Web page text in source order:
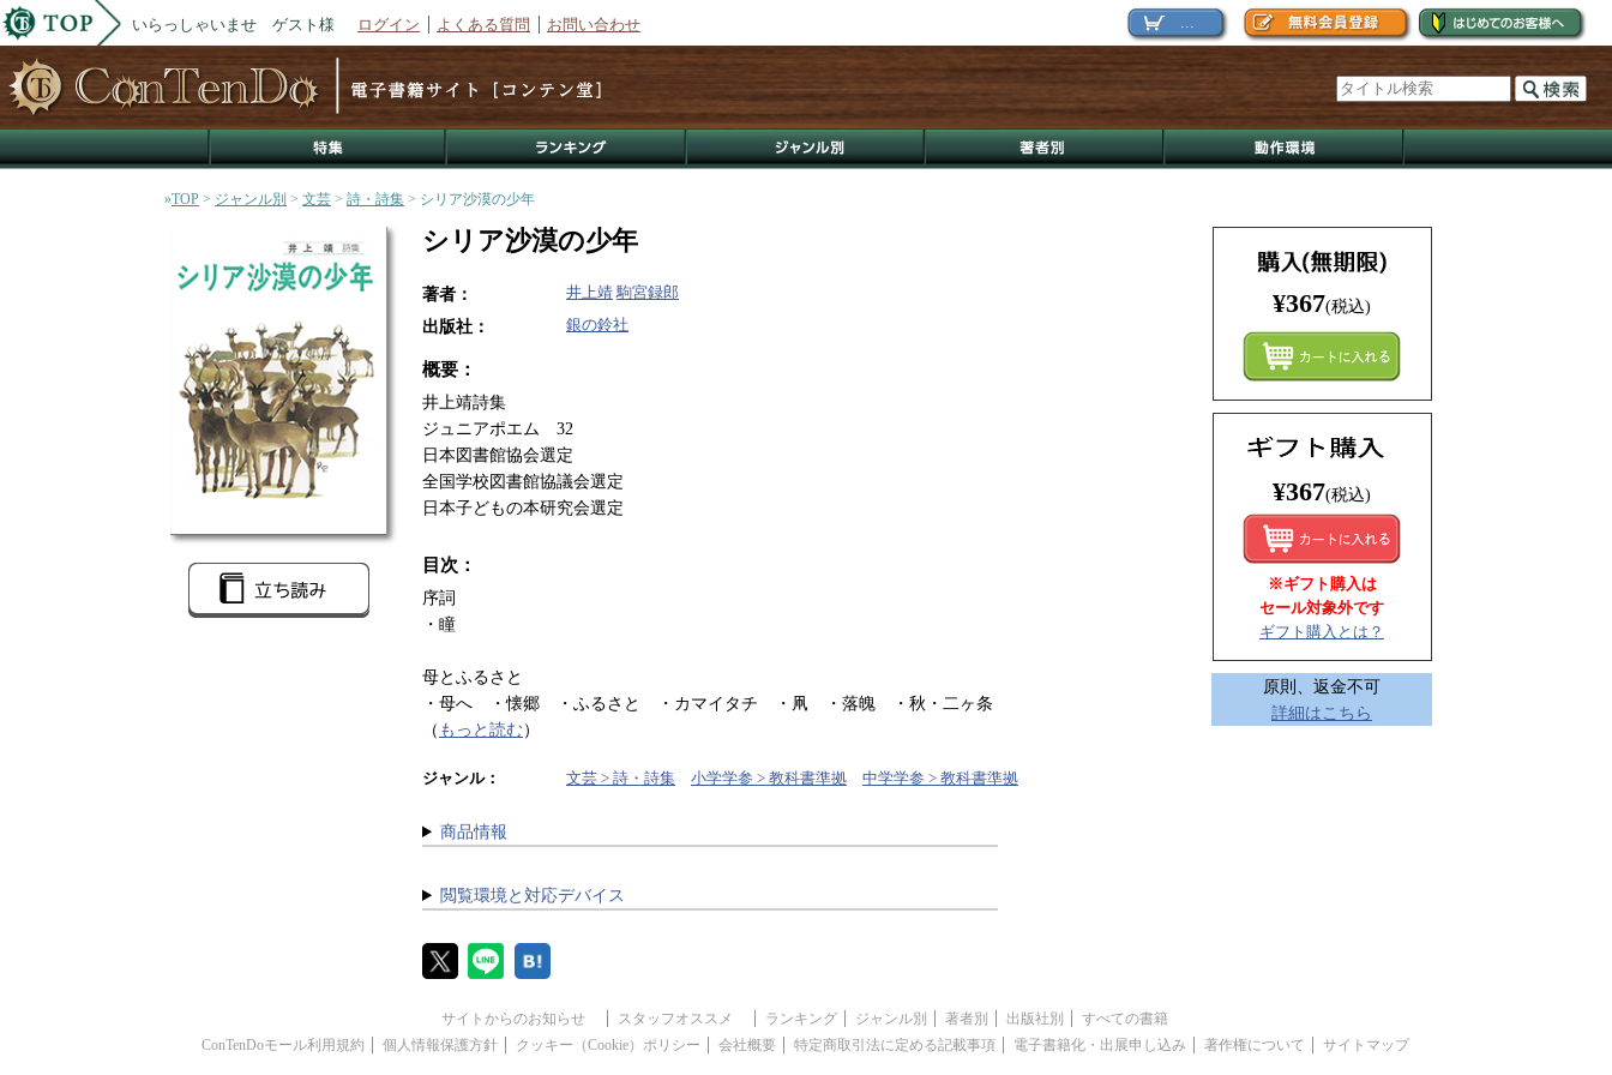
いらっしゃいませ ゲスト様 ログイン よくある質問 お問い合わせ
»TOP > ジャンル別 > 文芸 > 詩・詩集 > シリア沙漠の少年
シリア沙漠の少年
著者： 井上靖 駒宮録郎
出版社： 銀の鈴社
概要：
井上靖詩集
ジュニアポエム 32
日本図書館協会選定
全国学校図書館協議会選定
日本子どもの本研究会選定
目次：
序詞
・瞳
母とふるさと
・母へ ・懐郷 ・ふるさと ・カマイタチ ・凧 ・落魄 ・秋・二ヶ条
（ もっと読む）
ジャンル： 文芸 > 詩・詩集 小学学参 > 教科書準拠 中学学参 > 教科書準拠
商品情報
閲覧環境と対応デバイス
¥367(税込)
¥367(税込)
※ギフト購入は
セール対象外です
ギフト購入とは？
原則、返金不可
詳細はこちら
サイトからのお知らせ スタッフオススメ ランキング ジャンル別 著者別 出版社別
すべての書籍
ConTenDoモール利用規約
個人情報保護方針 クッキー（Cookie）ポリシー 会社概要 特定商取引法に定める記載事項 電子書籍化・出展申し込み 著作権について サイトマップ